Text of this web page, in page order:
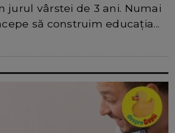
jurul vârstei de 3 ani. Numai
să construim educația...